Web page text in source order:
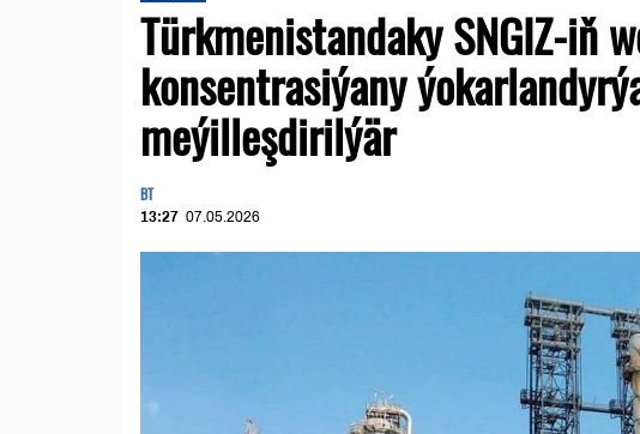
Türkmenistandaky SNGIZ-iň
konsentrasiýany
meýilleşdirilýär
BT
13:27 07.05.2026